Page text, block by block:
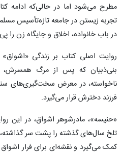
مطرح می‌شود اما در حالی‌که ادامه
تجربه زیستن در جامعه تازه‌تأسیس
در باب خانواده، اخلاق و جایگاه زن را
روایت اصلی کتاب بر زندگی
بنی‌ذبیان که پس از مرگ همسرش،
ناخواسته، در معرض سخت‌گیری‌های
فرزند دخترش قرار می‌گیرد.
«حنیسه»، مادرشوهر اشواق، در این
تلخ سال‌های گذشته را پشت سر
کمک می‌گیرد و نقشه‌ای برای فرار